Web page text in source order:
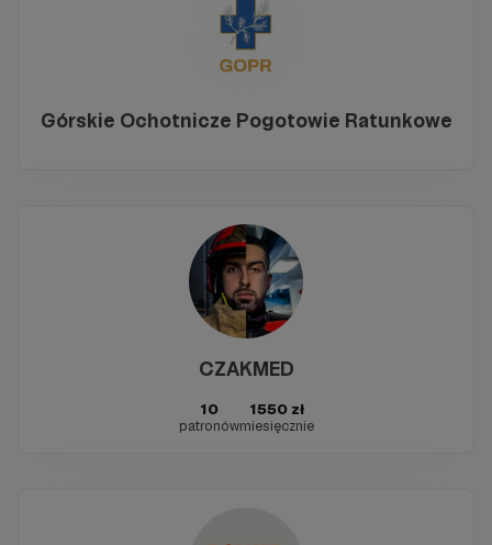
Górskie Ochotnicze Pogotowie Ratunkowe
CZAKMED
10
patronów
1550 zł
miesięcznie